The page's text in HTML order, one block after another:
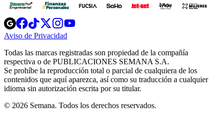
Opens
in
new
Opens
in
new
Opens
in
new
window
Opens
new
windowwindow
Aviso de Privacidad
new
window
Todas las marcas registradas son propiedad de la compañía
respectiva o de PUBLICACIONES SEMANA S.A.
Se prohíbe la reproducción total o parcial de cualquiera de los
contenidos que aquí aparezca, así como su traducción a cualquier
idioma sin autorización escrita por su titular.
© 2026 Semana. Todos los derechos reservados.